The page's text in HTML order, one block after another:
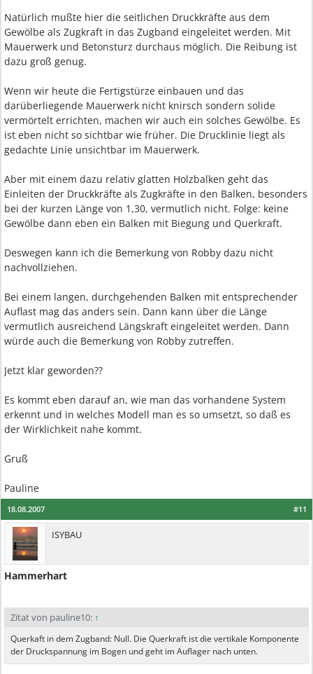
Natürlich mußte hier die seitlichen Druckkräfte aus dem
Gewölbe als Zugkraft in das Zugband eingeleitet werden. Mit
Mauerwerk und Betonsturz durchaus möglich. Die Reibung ist
dazu groß genug.
Wenn wir heute die Fertigstürze einbauen und das
darüberliegende Mauerwerk nicht knirsch sondern solide
vermörtelt errichten, machen wir auch ein solches Gewölbe. Es
ist eben nicht so sichtbar wie früher. Die Drucklinie liegt als
gedachte Linie unsichtbar im Mauerwerk.
Aber mit einem dazu relativ glatten Holzbalken geht das
Einleiten der Druckkräfte als Zugkräfte in den Balken, besonders
bei der kurzen Länge von 1,30, vermutlich nicht. Folge: keine
Gewölbe dann eben ein Balken mit Biegung und Querkraft.
Deswegen kann ich die Bemerkung von Robby dazu nicht
nachvollziehen.
Bei einem langen, durchgehenden Balken mit entsprechender
Auflast mag das anders sein. Dann kann über die Länge
vermutlich ausreichend Längskraft eingeleitet werden. Dann
würde auch die Bemerkung von Robby zutreffen.
Jetzt klar geworden??
Es kommt eben darauf an, wie man das vorhandene System
erkennt und in welches Modell man es so umsetzt, so daß es
der Wirklichkeit nahe kommt.
Gruß
Pauline
#11
18.08.2007
ISYBAU
Hammerhart
Zitat von pauline10: ↑
Querkaft in dem Zugband: Null. Die Querkraft ist die vertikale Komponente
der Druckspannung im Bogen und geht im Auflager nach unten.